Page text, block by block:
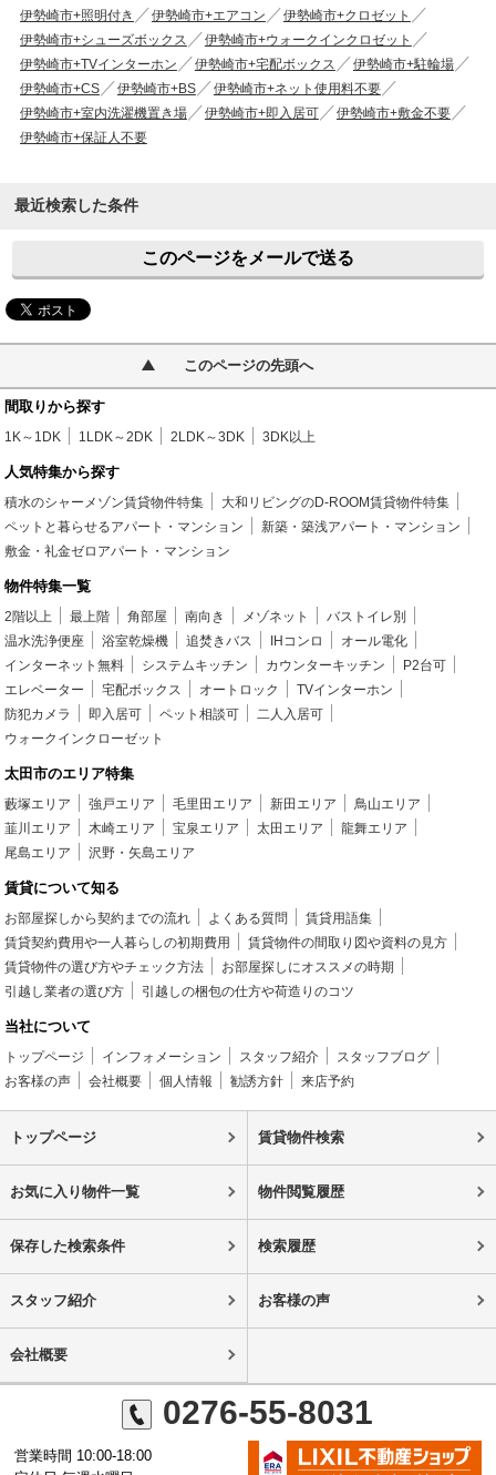
伊勢崎市+照明付き
伊勢崎市+エアコン
伊勢崎市+クロゼット
伊勢崎市+シューズボックス
伊勢崎市+ウォークインクロゼット
伊勢崎市+TVインターホン
伊勢崎市+宅配ボックス
伊勢崎市+駐輪場
伊勢崎市+CS
伊勢崎市+BS
伊勢崎市+ネット使用料不要
伊勢崎市+室内洗濯機置き場
伊勢崎市+即入居可
伊勢崎市+敷金不要
伊勢崎市+保証人不要
最近検索した条件
このページをメールで送る
このページの先頭へ
間取りから探す
1K～1DK 1LDK～2DK 2LDK～3DK 3DK以上
人気特集から探す
積水のシャーメゾン賃貸物件特集
大和リビングのD-ROOM賃貸物件特集
ペットと暮らせるアパート・マンション
新築・築浅アパート・マンション
敷金・礼金ゼロアパート・マンション
物件特集一覧
2階以上 最上階 角部屋 南向き メゾネット
バストイレ別
温水洗浄便座
浴室乾燥機 追焚きバス IHコンロ
オール電化
インターネット無料
システムキッチン カウンターキッチン
P2台可
エレベーター
宅配ボックス オートロック
TVインターホン
防犯カメラ
即入居可 ペット相談可
二人入居可
ウォークインクローゼット
太田市のエリア特集
藪塚エリア 強戸エリア 毛里田エリア 新田エリア
鳥山エリア
韮川エリア
木崎エリア 宝泉エリア 太田エリア
龍舞エリア
尾島エリア
沢野・矢島エリア
賃貸について知る
お部屋探しから契約までの流れ よくある質問
賃貸用語集
賃貸契約費用や一人暮らしの初期費用
賃貸物件の間取り図や資料の見方
賃貸物件の選び方やチェック方法
お部屋探しにオススメの時期
引越し業者の選び方
引越しの梱包の仕方や荷造りのコツ
当社について
トップページ インフォメーション スタッフ紹介
スタッフブログ
お客様の声
会社概要 個人情報 勧誘方針 来店予約
トップページ 賃貸物件検索
お気に入り物件一覧 物件閲覧履歴
保存した検索条件 検索履歴
スタッフ紹介 お客様の声
会社概要
0276-55-8031
営業時間 10:00-18:00